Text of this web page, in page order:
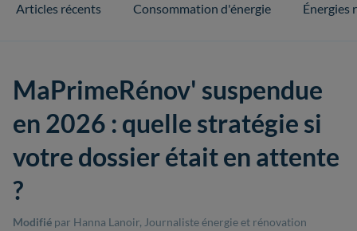
Articles récents Consommation d'énergie Énergies
MaPrimeRénov' suspendue
en 2026 : quelle stratégie si
votre dossier était en attente
?
Modifié par Hanna Lanoir, Journaliste énergie et rénovation